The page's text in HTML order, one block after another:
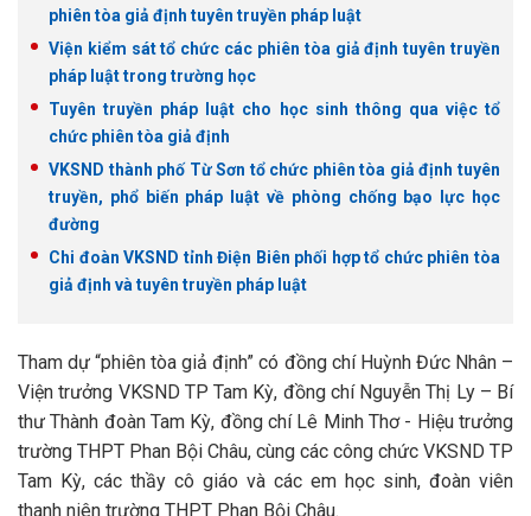
phiên tòa giả định tuyên truyền pháp luật
Viện kiểm sát tổ chức các phiên tòa giả định tuyên truyền
pháp luật trong trường học
Tuyên truyền pháp luật cho học sinh thông qua việc tổ
chức phiên tòa giả định
VKSND thành phố Từ Sơn tổ chức phiên tòa giả định tuyên
truyền, phổ biến pháp luật về phòng chống bạo lực học
đường
Chi đoàn VKSND tỉnh Điện Biên phối hợp tổ chức phiên tòa
giả định và tuyên truyền pháp luật
Tham dự “phiên tòa giả định” có đồng chí Huỳnh Đức Nhân –
Viện trưởng VKSND TP Tam Kỳ, đồng chí Nguyễn Thị Ly – Bí
thư Thành đoàn Tam Kỳ, đồng chí Lê Minh Thơ - Hiệu trưởng
trường THPT Phan Bội Châu, cùng các công chức VKSND TP
Tam Kỳ, các thầy cô giáo và các em học sinh, đoàn viên
thanh niên trường THPT Phan Bội Châu.